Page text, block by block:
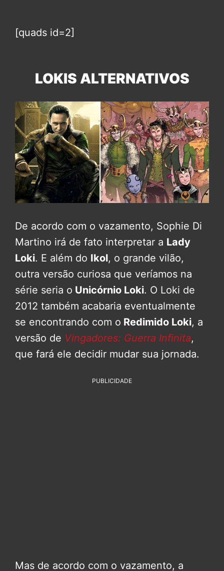
[quads id=2]
LOKIS ALTERNATIVOS
De acordo com o vazamento, Sophie Di
Martino irá de fato interpretar a Lady
Loki. E além do Ikol, o grande vilão,
outra versão curiosa que veríamos na
série seria o Unicórnio Loki. O Loki de
2012 também acabaria eventualmente
se encontrando com o Redimido Loki, a
versão de Vingadores: Guerra Infinita,
que fará ele decidir mudar sua jornada.
PUBLICIDADE
Mas de acordo com o vazamento, a